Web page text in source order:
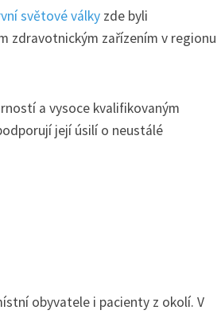
světové války zde byli
zdravotnickým zařízením v regionu
a vysoce kvalifikovaným
její úsilí o neustálé
obyvatele i pacienty z okolí. V